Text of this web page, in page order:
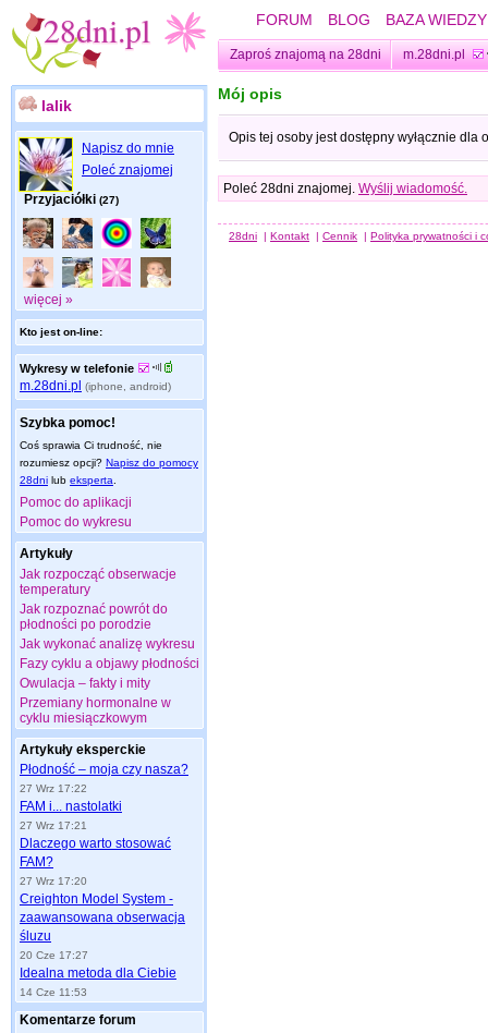
FORUM BLOG BAZA WIEDZY
Zaproś znajomą na 28dni m.28dni.pl
lalik
Napisz do mnie
Poleć znajomej
Przyjaciółki (27)
więcej »
Kto jest on-line:
Wykresy w telefonie
m.28dni.pl (iphone, android)
Szybka pomoc!
Coś sprawia Ci trudność, nie
rozumiesz opcji? Napisz do pomocy
28dni lub eksperta
Pomoc do aplikacji
Pomoc do wykresu
Artykuły
Jak rozpocząć obserwacje
temperatury
Jak rozpoznać powrót do
płodności po porodzie
Jak wykonać analizę wykresu
Fazy cyklu a objawy płodności
Owulacja – fakty i mity
Przemiany hormonalne w
cyklu miesiączkowym
Artykuły eksperckie
Płodność – moja czy nasza?
27 Wrz 17:22
FAM i... nastolatki
27 Wrz 17:21
Dlaczego warto stosować
FAM?
27 Wrz 17:20
Creighton Model System -
zaawansowana obserwacja
śluzu
20 Cze 17:27
Idealna metoda dla Ciebie
14 Cze 11:53
Komentarze forum
Mój opis
Opis tej osoby jest dostępny wyłącznie dla
Poleć 28dni znajomej. Wyślij wiadomość.
28dni | Kontakt | Cennik | Polityka prywatności i